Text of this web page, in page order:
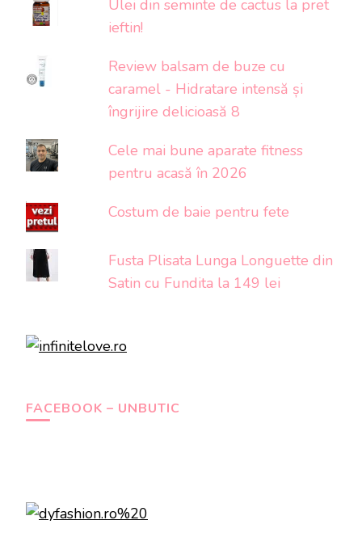
Ulei din seminte de cactus la pret
ieftin!
Review balsam de buze cu
caramel - Hidratare intensă și
îngrijire delicioasă 8
Cele mai bune aparate fitness
pentru acasă în 2026
Costum de baie pentru fete
Fusta Plisata Lunga Longuette din
Satin cu Fundita la 149 lei
FACEBOOK – UNBUTIC